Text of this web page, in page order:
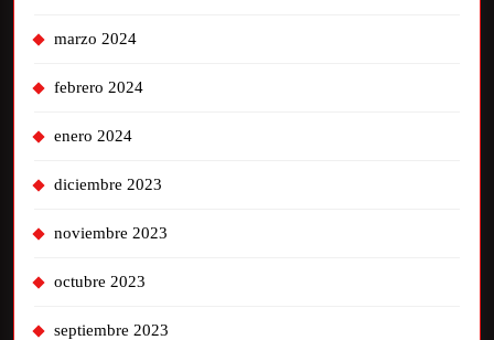
marzo 2024
febrero 2024
enero 2024
diciembre 2023
noviembre 2023
octubre 2023
septiembre 2023